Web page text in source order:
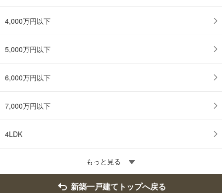
4,000万円以下
5,000万円以下
6,000万円以下
7,000万円以下
4LDK
もっと見る
新築一戸建てトップへ戻る